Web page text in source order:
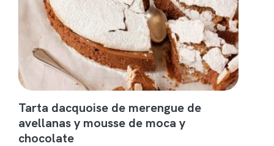
Tarta dacquoise de merengue de
avellanas y mousse de moca y
chocolate